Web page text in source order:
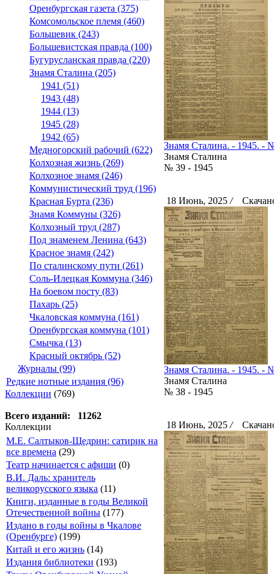
Оренбургская газета (375)
Комсомольское племя (460)
Большевик (243)
Большевистская правда (100)
Бугурусланская правда (220)
Знамя Сталина (205)
1941 (51)
1943 (48)
1944 (13)
1945 (28)
1942 (65)
Медногорский рабочий (622)
Колхозная жизнь (269)
Колхозное знамя (246)
Коммунистический труд (196)
Красная Бурта (236)
Знамя Коммуны (326)
Колхозный труд (287)
Под знаменем Ленина (643)
Красное знамя (242)
По сталинскому пути (261)
Соль-Илецкая Коммуна (346)
На боевом посту (83)
Пахарь (25)
Чкаловская коммуна (161)
Оренбургская коммуна (101)
Смычка (13)
Красный октябрь (52)
Журналы (99)
Редкие нотные издания (96)
Коллекции (769)
Всего изданий: 11262
Коллекции
М.Е. Салтыков-Щедрин: сатирик на
все времена (29)
Театр начинается с афиши (0)
В.И. Даль: хранитель
великорусского языка (11)
Книги, изданные в годы Великой
Отечественной войны (177)
Издано в годы войны в Чкалове
(Оренбурге) (199)
Китай и его жизнь (14)
Издания библиотеки (193)
Знамя Сталина. - 1945. -
Знамя Сталина
№ 39 - 1945
18 Июнь, 2025 /
Знамя Сталина. - 1945. -
Знамя Сталина
№ 38 - 1945
18 Июнь, 2025 /